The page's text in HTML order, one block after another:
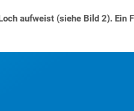
aufweist (siehe Bild 2). Ein